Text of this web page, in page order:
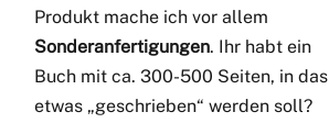
Produkt mache ich vor allem
Sonderanfertigungen. Ihr habt ein
Buch mit ca. 300-500 Seiten, in das
etwas „geschrieben“ werden soll?